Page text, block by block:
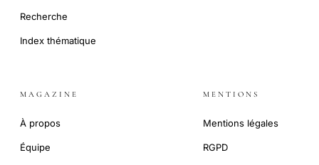
Recherche
Index thématique
MAGAZINE
À propos
Équipe
MENTIONS
Mentions légales
RGPD